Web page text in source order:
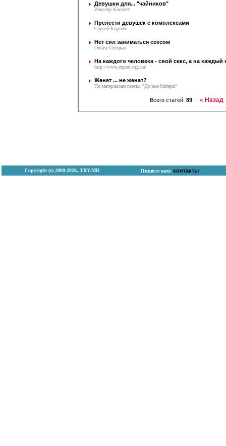
Девушки для... "чайников"
Вальтер Клозетт
Прелести девушек с комплексами
Сергей Корнев
Нет сил заниматься сексом
Ольга Слуцкая
На каждого человека - свой секс, а на каждый
http://www.expert.org.ua/
Женат ... не женат?
По материалам газеты "Дочки-Матери"
Всего статей: 89 | « Назад
Copyright (с) 2000-2026, TRY.MD Пишите нам: контакты